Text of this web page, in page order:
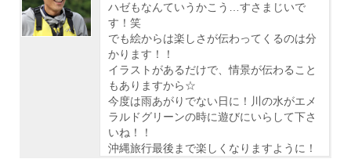
ハゼもなんていうかこう…すさまじいで
す！笑
でも絵からは楽しさが伝わってくるのは分
かります！！
イラストがあるだけで、情景が伝わること
もありますから☆
今度は雨あがりでない日に！川の水がエメ
ラルドグリーンの時に遊びにいらして下さ
いね！！
沖縄旅行最後まで楽しくなりますように！